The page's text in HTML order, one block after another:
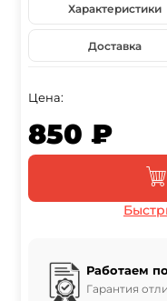
Характеристики
Доставка
Цена:
850 ₽
Работаем
Гарантия